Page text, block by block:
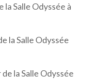
Salle Odyssée à
la Salle Odyssée
la Salle Odyssée